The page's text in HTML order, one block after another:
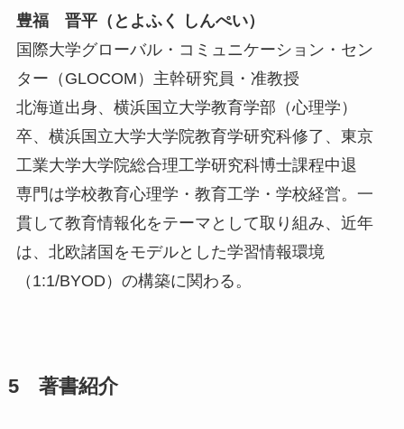
豊福 晋平（とよふく しんぺい）
国際大学グローバル・コミュニケーション・セン
ター（GLOCOM）主幹研究員・准教授
北海道出身、横浜国立大学教育学部（心理学）
卒、横浜国立大学大学院教育学研究科修了、東京
工業大学大学院総合理工学研究科博士課程中退
専門は学校教育心理学・教育工学・学校経営。一
貫して教育情報化をテーマとして取り組み、近年
は、北欧諸国をモデルとした学習情報環境
（1:1/BYOD）の構築に関わる。
5 著書紹介